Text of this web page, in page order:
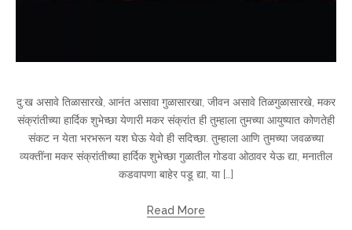
दु:ख असावे तिळासारखे, आनंत असावा गुळासारखा, जीवन असावे तिळगुळासारखे, मकर
संक्रांतीच्या हार्दिक शुभेच्छा येणारी मकर संक्रांत ही तुम्हाला तुमच्या आयुष्यात कोणतेही
संकट न येता भरभरून यश घेऊ येवो ही सदिच्छा. तुम्हाला आणि तुमच्या जवळच्या
व्यक्तींना मकर संक्रांतीच्या हार्दिक शुभेच्छा गुळातील गोडवा ओठावर येऊ द्या, मनातील
कडवापणा बाहेर पडू द्या, या […]
Read More